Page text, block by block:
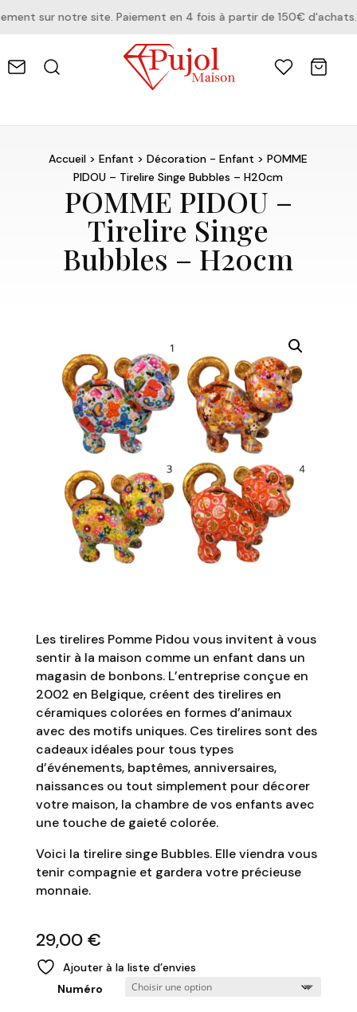
sur notre site. Paiement en 4 fois à partir de 150€ d'achats.
Accueil >Enfant >Décoration - Enfant > POMME
PIDOU – Tirelire Singe Bubbles – H20cm
POMME PIDOU –
Tirelire Singe
Bubbles – H20cm
Les tirelires Pomme Pidou vous invitent à vous
sentir à la maison comme un enfant dans un
magasin de bonbons. L’entreprise conçue en
2002 en Belgique, créent des tirelires en
céramiques colorées en formes d’animaux
avec des motifs uniques. Ces tirelires sont des
cadeaux idéales pour tous types
d’événements, baptêmes, anniversaires,
naissances ou tout simplement pour décorer
votre maison, la chambre de vos enfants avec
une touche de gaieté colorée.
Voici la tirelire singe Bubbles. Elle viendra vous
tenir compagnie et gardera votre précieuse
monnaie.
29,00 €
Ajouter à la liste d’envies
Numéro